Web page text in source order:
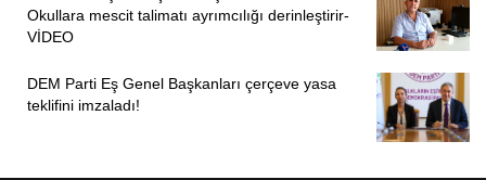
Okullara mescit talimatı ayrımcılığı derinleştirir-
VİDEO
DEM Parti Eş Genel Başkanları çerçeve yasa
teklifini imzaladı!